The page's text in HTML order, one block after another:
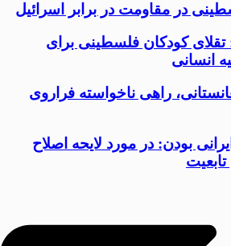
در مقاومت در برابر اسرائیل
کودکان فلسطینی برای
انسانی
راهی ناخواسته فراروی
بودن: در مورد لایحه اصلاح